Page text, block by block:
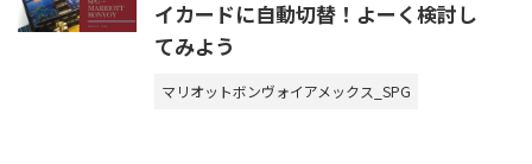
イカードに自動切替！よーく検討し
てみよう
マリオットボンヴォイアメックス_SPG